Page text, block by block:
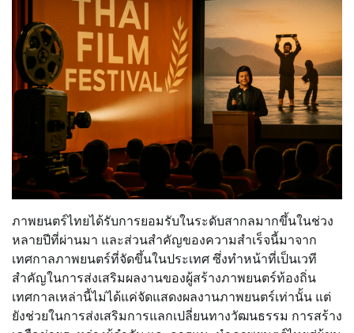
ภาพยนตร์ไทยได้รับการยอมรับในระดับสากลมากขึ้นในช่วง
หลายปีที่ผ่านมา และส่วนสำคัญของความสำเร็จนี้มาจาก
เทศกาลภาพยนตร์ที่จัดขึ้นในประเทศ ซึ่งทำหน้าที่เป็นเวที
สำคัญในการส่งเสริมผลงานของผู้สร้างภาพยนตร์ท้องถิ่น
เทศกาลเหล่านี้ไม่ได้แค่จัดแสดงผลงานภาพยนตร์เท่านั้น แต่
ยังช่วยในการส่งเสริมการแลกเปลี่ยนทางวัฒนธรรม การสร้าง